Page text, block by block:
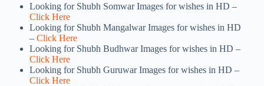
Looking for Shubh Somwar Images for wishes in HD –
Click Here
Looking for Shubh Mangalwar Images for wishes in HD
– Click Here
Looking for Shubh Budhwar Images for wishes in HD –
Click Here
Looking for Shubh Guruwar Images for wishes in HD –
Click Here